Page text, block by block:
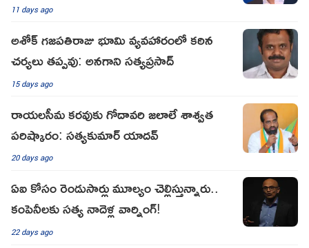
11 days ago
అశోక్ గజపతిరాజు భూమి వ్యవహారంలో కఠిన
చర్యలు తప్పవు: అనగాని సత్యప్రసాద్
15 days ago
రాయలసీమ కరవుకు గోదావరి జలాలే శాశ్వత
పరిష్కారం: సత్యకుమార్ యాదవ్
20 days ago
ఏఐ కోసం రెండుసార్లు మూల్యం చెల్లిస్తున్నారు..
కంపెనీలకు సత్య నాదెళ్ల వార్నింగ్‌!
22 days ago